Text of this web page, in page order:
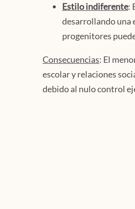
Estilo indiferente:
desarrollando una
progenitores
Consecuencias: El
escolar y relaciones
debido al nulo control